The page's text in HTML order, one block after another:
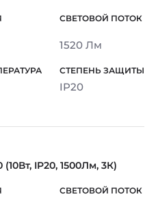
1520 Лм
IP20
(10Вт, IP20, 1500Лм, 3К)